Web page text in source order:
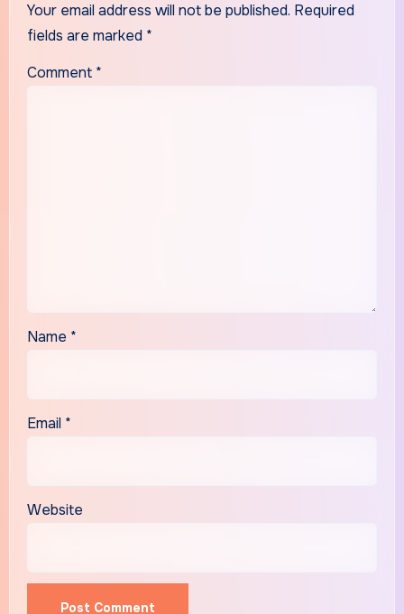
Your email address will not be published. Required
fields are marked *
Comment *
Name *
Email *
Website